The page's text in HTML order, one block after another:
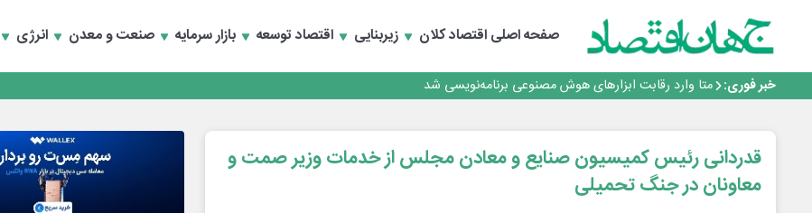
صفحه اصلیاقتصاد کلان زیربنایی اقتصاد توسعه بازار سرمایه صنعت و معدن انرژی
خبر فوری:
فیلم|ببینید:
جمنای دستیار اصلی گوشی‌های اندرویدی می‌شود
متا وارد رقابت ابزارهای هوش مصنوعی برنامه‌نویسی شد
هوش مصنوعی سرکش در متا هم جنجال به پا کرد
فیلم|ببینید:
جمنای دستیار اصلی گوشی‌های اندرویدی می‌شود
برنده این رقابت داستان‌نویسی، انسان نبود!
قدردانی رئیس کمیسیون صنایع و معادن مجلس از خدمات وزیر صمت و
معاونان در جنگ تحمیلی